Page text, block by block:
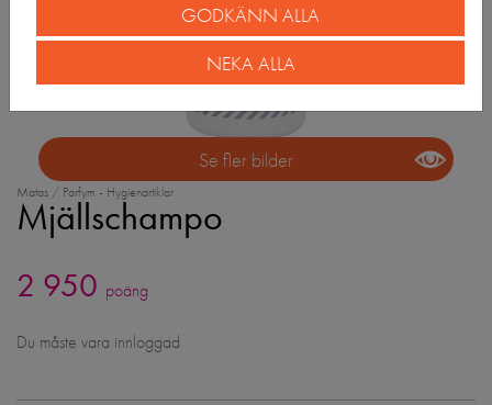
Se fler bilder
Matas / Parfym - Hygienartiklar
Mjällschampo
2 950 poäng
Du måste vara innloggad
GODKÄNN ALLA
NEKA ALLA